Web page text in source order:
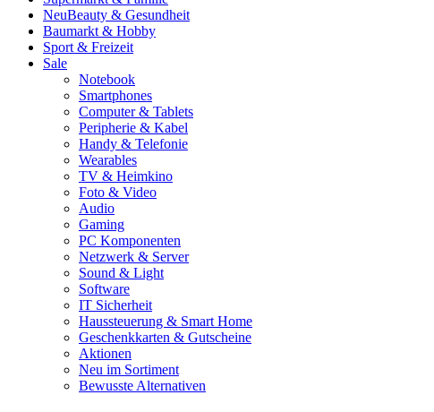
NeuBeauty & Gesundheit
Baumarkt & Hobby
Sport & Freizeit
Sale
Notebook
Smartphones
Computer & Tablets
Peripherie & Kabel
Handy & Telefonie
Wearables
TV & Heimkino
Foto & Video
Audio
Gaming
PC Komponenten
Netzwerk & Server
Sound & Light
Software
IT Sicherheit
Haussteuerung & Smart Home
Geschenkkarten & Gutscheine
Aktionen
Neu im Sortiment
Bewusste Alternativen